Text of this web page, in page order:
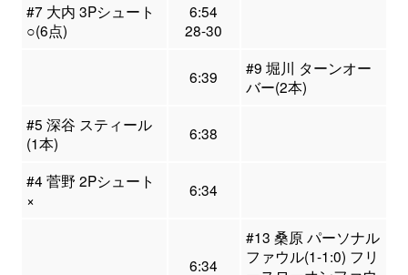
#7 大内 3Pシュート
○(6点)
6:54
28-30
6:39
#9 堀川 ターンオー
バー(2本)
#5 深谷 スティール
(1本)
6:38
#4 菅野 2Pシュート
×
6:34
6:34
#13 桑原 パーソナル
ファウル(1-1:0) フリ